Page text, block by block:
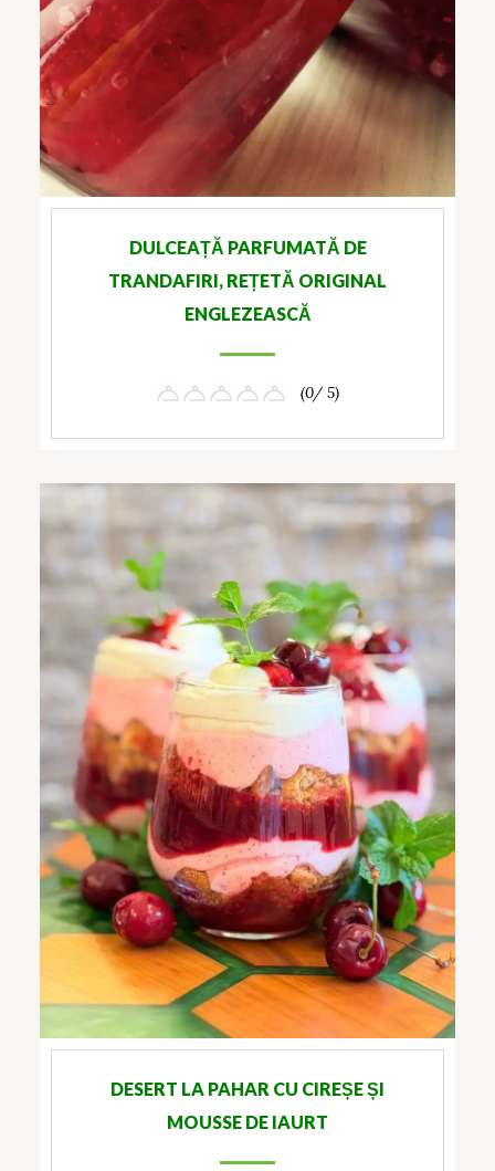
DULCEAȚĂ PARFUMATĂ DE
TRANDAFIRI, REȚETĂ ORIGINAL
ENGLEZEASCĂ
(0/ 5)
DESERT LA PAHAR CU CIREȘE ȘI
MOUSSE DE IAURT